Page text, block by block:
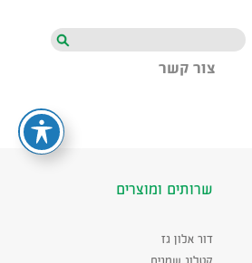
צור קשר
חיפוש
שרותים ומוצרים
דור אלון גז